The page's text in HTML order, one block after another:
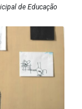
de Educação